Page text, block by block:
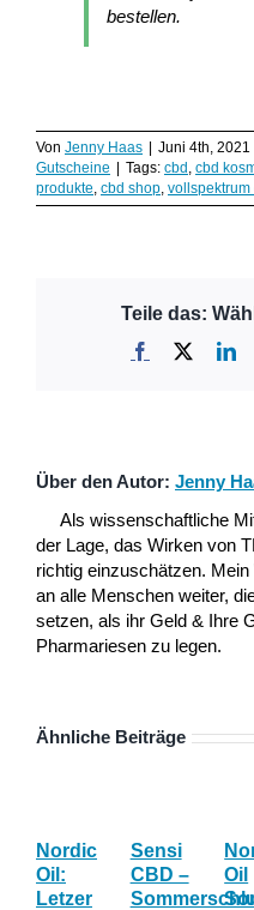
bestellen.
Von Jenny Haas Juni 4th, 2021
Gutscheine
Tags: cbd , cbd
produkte, cbd shop, vollspektrum
Teile das:
Facebook
Über den Autor: Jenny
Als wissenschaftliche
der Lage, das Wirken von
richtig einzuschätzen.
an alle Menschen weiter,
setzen, als ihr Geld & Ihre
Pharmariesen zu legen.
Ähnliche Beiträge
Nordic
Oil:
Letzer
Sensi
CBD –
Oil